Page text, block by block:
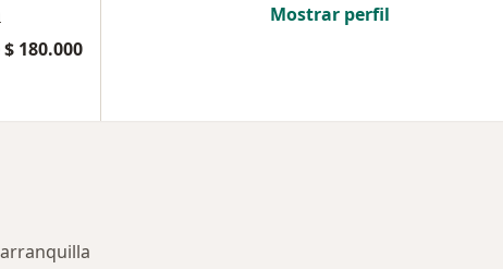
180.000
Mostrar perfil